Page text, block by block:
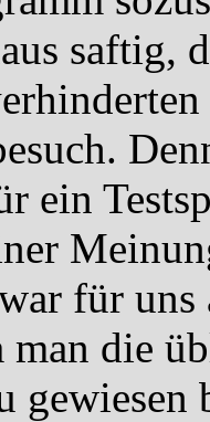
saftig,
ein
für
man die
gewiesen